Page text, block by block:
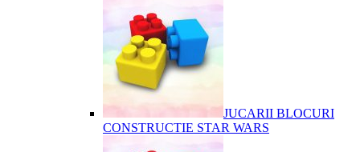
JUCARII BLOCURI
CONSTRUCTIE STAR WARS